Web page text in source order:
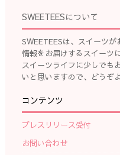
SWEETEESについて
SWEETEESは、スイーツ
情報をお届けするスイーツ
スイーツライフに少しでも
いと思いますので、どうぞ
コンテンツ
プレスリリース受付
お問い合わせ